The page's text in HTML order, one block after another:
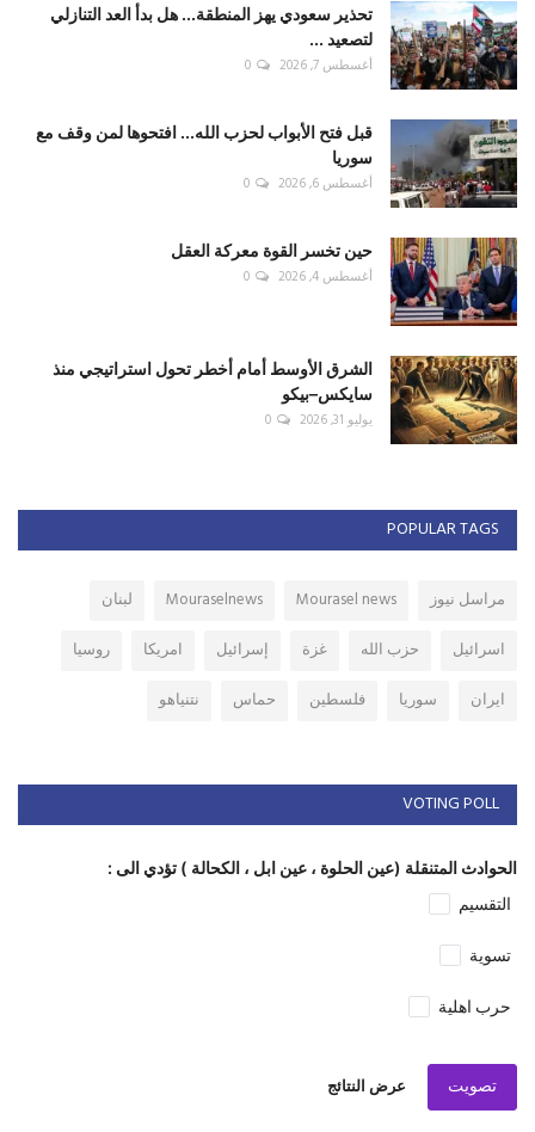
تحذير سعودي يهز المنطقة... هل بدأ العد التنازلي
لتصعيد ...
أغسطس 7, 2026 0
قبل فتح الأبواب لحزب الله... افتحوها لمن وقف مع
سوريا
أغسطس 6, 2026 0
حين تخسر القوة معركة العقل
أغسطس 4, 2026 0
الشرق الأوسط أمام أخطر تحول استراتيجي منذ
سايكس–بيكو
يوليو 31, 2026 0
POPULAR TAGS
مراسل نيوز Mourasel news
Mouraselnews
لبنان
اسرائيل
حزب الله غزة إسرائيل امريكا
روسيا
ايران
سوريا فلسطين حماس نتنياهو
VOTING POLL
الحوادث المتنقلة (عين الحلوة ، عين ابل ، الكحالة ) تؤدي الى :
التقسيم
تسوية
حرب اهلية
تصويت عرض النتائج